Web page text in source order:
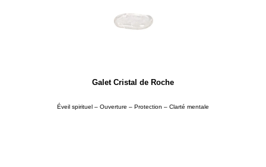
Galet Cristal de Roche
Éveil spirituel – Ouverture – Protection – Clarté mentale